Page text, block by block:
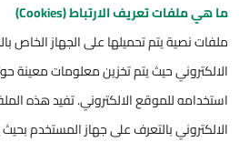
ما هي ملفات تعريف الارتباط (Cookies)
ملفات نصية يتم تحميلها على الجهاز الخاص
الالكتروني حيث يتم تخزين معلومات معينة
استخدامه للموقع الالكتروني. تفيد هذه
الالكتروني بالتعرف على جهاز المستخدم